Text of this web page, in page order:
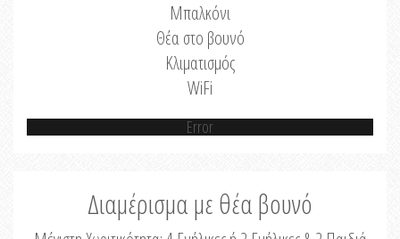
Μπαλκόνι
Θέα στο βουνό
Κλιματισμός
WiFi
Error
Διαμέρισμα με θέα βουνό